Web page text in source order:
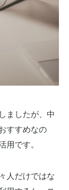
ましたが、中
すすめなの
用です。
人だけではな